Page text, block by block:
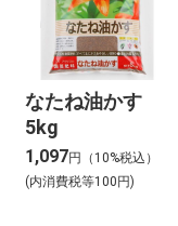
なたね油かす
5kg
1,097円（10%税込）
(内消費税等100円)